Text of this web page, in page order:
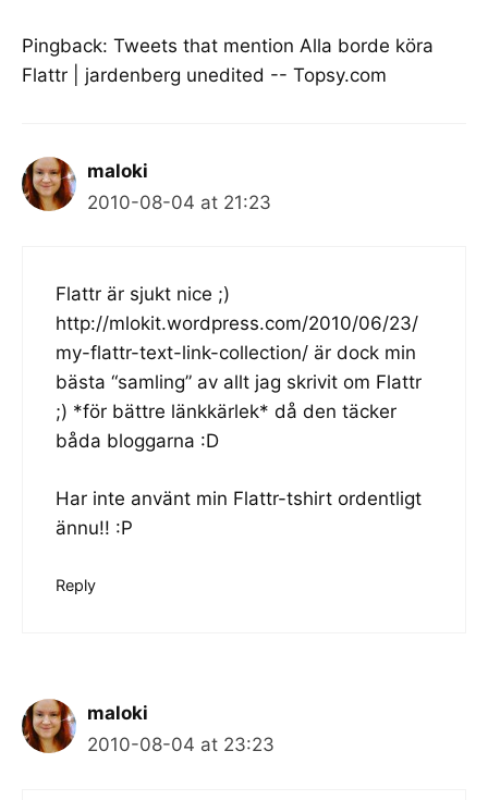
Pingback: Tweets that mention Alla borde köra
Flattr | jardenberg unedited -- Topsy.com
maloki
2010-08-04 at 21:23
Flattr är sjukt nice ;)
http://mlokit.wordpress.com/2010/06/23/
my-flattr-text-link-collection/ är dock min
bästa “samling” av allt jag skrivit om Flattr
;) *för bättre länkkärlek* då den täcker
båda bloggarna :D
Har inte använt min Flattr-tshirt ordentligt
ännu!! :P
Reply
maloki
2010-08-04 at 23:23